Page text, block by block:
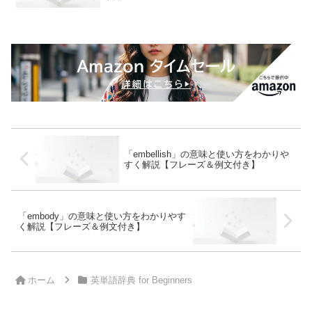
「embellish」の意味と使い方をわかりや
すく解説【フレーズ＆例文付き】
「embody」の意味と使い方をわかりやす
く解説【フレーズ＆例文付き】
ホーム 英単語辞典 for Beginners